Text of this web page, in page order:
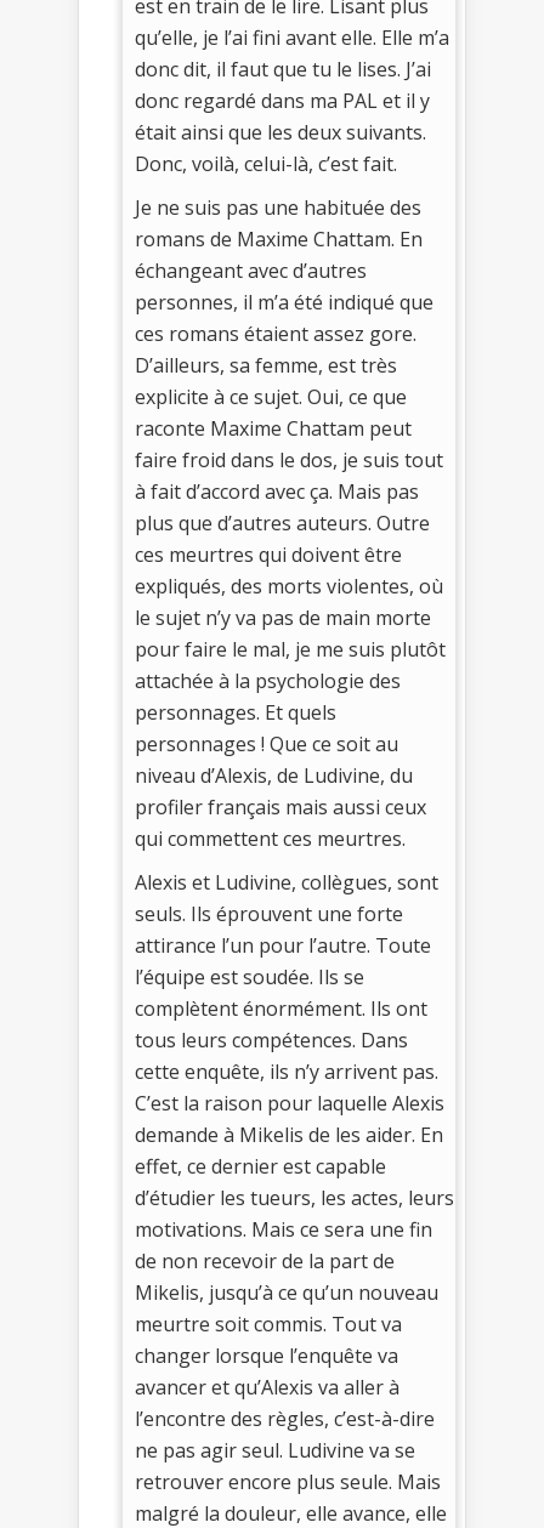
est en train de le lire. Lisant plus
qu’elle, je l’ai fini avant elle. Elle m’a
donc dit, il faut que tu le lises. J’ai
donc regardé dans ma PAL et il y
était ainsi que les deux suivants.
Donc, voilà, celui-là, c’est fait.
Je ne suis pas une habituée des
romans de Maxime Chattam. En
échangeant avec d’autres
personnes, il m’a été indiqué que
ces romans étaient assez gore.
D’ailleurs, sa femme, est très
explicite à ce sujet. Oui, ce que
raconte Maxime Chattam peut
faire froid dans le dos, je suis tout
à fait d’accord avec ça. Mais pas
plus que d’autres auteurs. Outre
ces meurtres qui doivent être
expliqués, des morts violentes, où
le sujet n’y va pas de main morte
pour faire le mal, je me suis plutôt
attachée à la psychologie des
personnages. Et quels
personnages ! Que ce soit au
niveau d’Alexis, de Ludivine, du
profiler français mais aussi ceux
qui commettent ces meurtres.
Alexis et Ludivine, collègues, sont
seuls. Ils éprouvent une forte
attirance l’un pour l’autre. Toute
l’équipe est soudée. Ils se
complètent énormément. Ils ont
tous leurs compétences. Dans
cette enquête, ils n’y arrivent pas.
C’est la raison pour laquelle Alexis
demande à Mikelis de les aider. En
effet, ce dernier est capable
d’étudier les tueurs, les actes, leurs
motivations. Mais ce sera une fin
de non recevoir de la part de
Mikelis, jusqu’à ce qu’un nouveau
meurtre soit commis. Tout va
changer lorsque l’enquête va
avancer et qu’Alexis va aller à
l’encontre des règles, c’est-à-dire
ne pas agir seul. Ludivine va se
retrouver encore plus seule. Mais
malgré la douleur, elle avance, elle